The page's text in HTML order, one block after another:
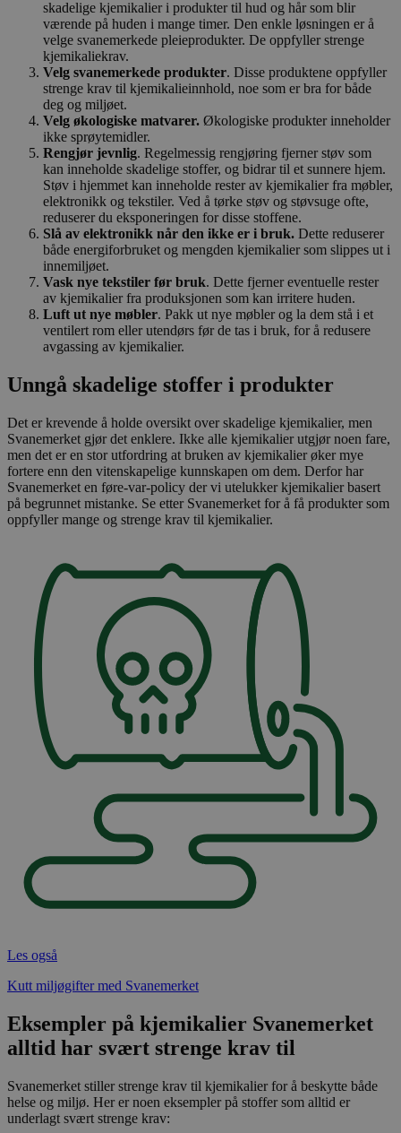
skadelige kjemikalier i produkter til hud og hår som blir
værende på huden i mange timer. Den enkle løsningen er å
velge svanemerkede pleieprodukter. De oppfyller strenge
kjemikaliekrav.
Velg svanemerkede produkter. Disse produktene oppfyller
strenge krav til kjemikalieinnhold, noe som er bra for både
deg og miljøet.
Velg økologiske matvarer. Økologiske produkter inneholder
ikke sprøytemidler.
Rengjør jevnlig. Regelmessig rengjøring fjerner støv som
kan inneholde skadelige stoffer, og bidrar til et sunnere hjem.
Støv i hjemmet kan inneholde rester av kjemikalier fra møbler,
elektronikk og tekstiler. Ved å tørke støv og støvsuge ofte,
reduserer du eksponeringen for disse stoffene.
Slå av elektronikk når den ikke er i bruk. Dette reduserer
både energiforbruket og mengden kjemikalier som slippes ut i
innemiljøet.
Vask nye tekstiler før bruk. Dette fjerner eventuelle rester
av kjemikalier fra produksjonen som kan irritere huden.
Luft ut nye møbler. Pakk ut nye møbler og la dem stå i et
ventilert rom eller utendørs før de tas i bruk, for å redusere
avgassing av kjemikalier.
Unngå skadelige stoffer i produkter
Det er krevende å holde oversikt over skadelige kjemikalier, men
Svanemerket gjør det enklere. Ikke alle kjemikalier utgjør noen fare,
men det er en stor utfordring at bruken av kjemikalier øker mye
fortere enn den vitenskapelige kunnskapen om dem. Derfor har
Svanemerket en føre-var-policy der vi utelukker kjemikalier basert
på begrunnet mistanke. Se etter Svanemerket for å få produkter som
oppfyller mange og strenge krav til kjemikalier.
Les også
Kutt miljøgifter med Svanemerket
Eksempler på kjemikalier Svanemerket
alltid har svært strenge krav til
Svanemerket stiller strenge krav til kjemikalier for å beskytte både
helse og miljø. Her er noen eksempler på stoffer som alltid er
underlagt svært strenge krav: